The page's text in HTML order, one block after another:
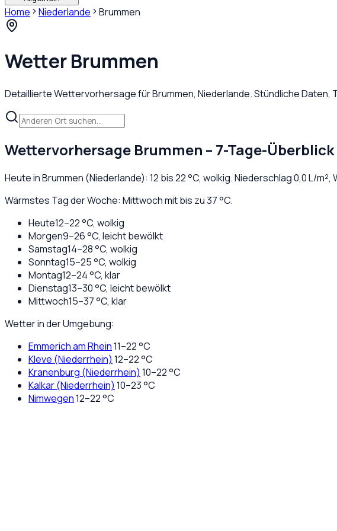
Home Niederlande Brummen
WetterBrummen
Detaillierte Wettervorhersage fürBrummen, Niederlande. Stündliche Daten,
Wettervorhersage Brummen – 7-Tage-Überblick
Heute inBrummen (Niederlande): 12 bis22°C, wolkig. Niederschlag0,0L/m²,
Wärmstes Tag der Woche: Mittwoch mit bis zu 37 °C.
Heute12–22°C, wolkig
Morgen9–26°C, leicht bewölkt
Samstag14–28°C, wolkig
Sonntag15–25°C, wolkig
Montag12–24°C, klar
Dienstag13–30°C, leicht bewölkt
Mittwoch15–37°C, klar
Wetter in der Umgebung:
Emmerich am Rhein11–22°C
Kleve (Niederrhein) 12–22°C
Kranenburg (Niederrhein) 10–22°C
Kalkar (Niederrhein) 10–23°C
Nimwegen12–22°C